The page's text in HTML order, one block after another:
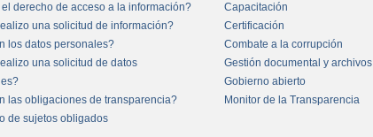
derecho de acceso a la información?
una solicitud de información?
los datos personales?
una solicitud de datos
las obligaciones de transparencia?
de sujetos obligados
Capacitación
Certificación
Combate a la corrupción
Gestión documental y archivos
Gobierno abierto
Monitor de la Transparencia